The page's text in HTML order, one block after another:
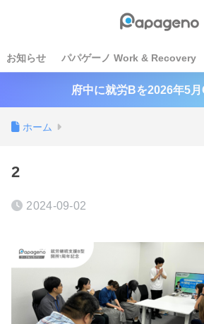
お知らせ パパゲーノ Work & Recovery
府中に就労Bを2026年5月
ホーム
2
2024-09-02